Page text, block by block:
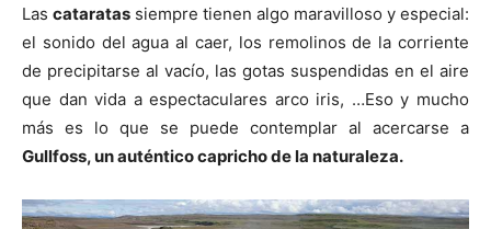
Las cataratas siempre tienen algo maravilloso y especial:
el sonido del agua al caer, los remolinos de la corriente
de precipitarse al vacío, las gotas suspendidas en el aire
que dan vida a espectaculares arco iris, …Eso y mucho
más es lo que se puede contemplar al acercarse a
Gullfoss, un auténtico capricho de la naturaleza.